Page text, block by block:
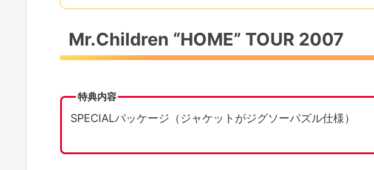
Mr.Children “HOME” TOUR 2007
特典内容
SPECIALパッケージ（ジャケットがジグソーパズル仕様）